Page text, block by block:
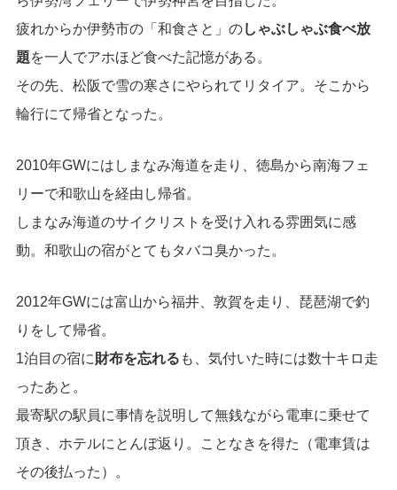
疲れからか伊勢市の「和食さと」のしゃぶしゃぶ食べ放
題を一人でアホほど食べた記憶がある。
その先、松阪で雪の寒さにやられてリタイア。そこから
輪行にて帰省となった。
2010年GWにはしまなみ海道を走り、徳島から南海フェ
リーで和歌山を経由し帰省。
しまなみ海道のサイクリストを受け入れる雰囲気に感
動。和歌山の宿がとてもタバコ臭かった。
2012年GWには富山から福井、敦賀を走り、琵琶湖で釣
りをして帰省。
1泊目の宿に財布を忘れる も、気付いた時には数十キロ走
ったあと。
最寄駅の駅員に事情を説明して無銭ながら電車に乗せて
頂き、ホテルにとんぼ返り。ことなきを得た（電車賃は
その後払った）。